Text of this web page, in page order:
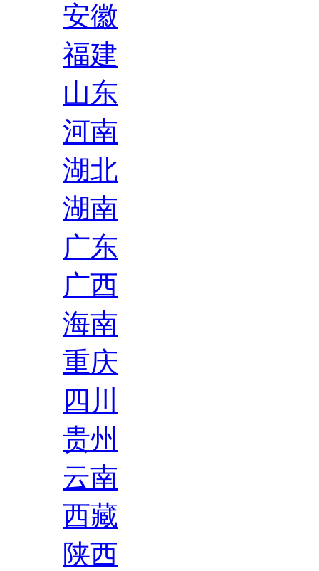
安徽
福建
山东
河南
湖北
湖南
广东
广西
海南
重庆
四川
贵州
云南
西藏
陕西